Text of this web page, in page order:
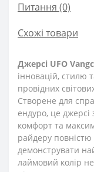
Питання (0)
Схожі товари
Джерсі UFO
інновацій, стилю
провідних
Створене для
ендуро, це
комфорт та
райдеру повністю
демонструвати
лаймовий колір